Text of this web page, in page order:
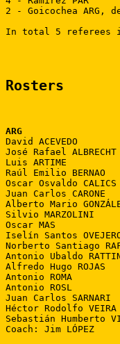
2 - Goicochea ARG,
In total 5 referees
Rosters
ARG
David ACEVEDO
José Rafael
Luis ARTIME
Raúl Emilio
Oscar Osvaldo
Juan Carlos
Alberto Mario
Silvio MARZOLINI
Oscar MAS
Iselín Santos
Norberto Santiago
Antonio Ubaldo
Alfredo Hugo
Antonio ROMA
Antonio ROSL
Juan Carlos
Héctor Rodolfo
Sebastián Humberto
Coach: Jim LÓPEZ